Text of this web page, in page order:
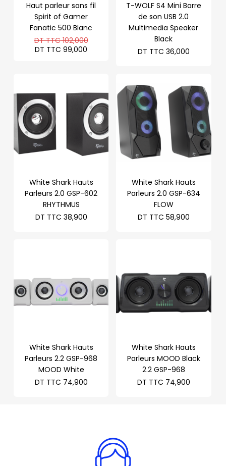
Haut parleur sans fil
Spirit of Gamer
Fanatic 500 Blanc
DT TTC102,000Le
DT TTC 99,000
TTC 99,000.
T-WOLF S4 Mini Barre
de son USB 2.0
Multimedia Speaker
Black
DT TTC 36,000
White Shark Hauts
Parleurs 2.0 GSP-602
RHYTHMUS
DT TTC 38,900
White Shark Hauts
Parleurs 2.0 GSP-634
FLOW
DT TTC 58,900
White Shark Hauts
Parleurs 2.2 GSP-968
MOOD White
DT TTC 74,900
White Shark Hauts
Parleurs MOOD Black
2.2 GSP-968
DT TTC 74,900